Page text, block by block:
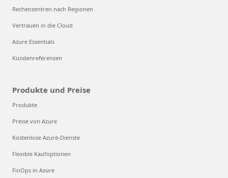
Rechenzentren nach Regionen
Vertrauen in die Cloud
Azure Essentials
Kundenreferenzen
Produkte und Preise
Produkte
Preise von Azure
Kostenlose Azure-Dienste
Flexible Kaufoptionen
FinOps in Azure